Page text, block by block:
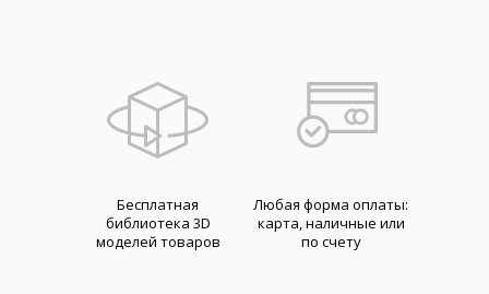
Бесплатная
библиотека 3D
моделей товаров
Любая форма оплаты:
карта, наличные или
по счету